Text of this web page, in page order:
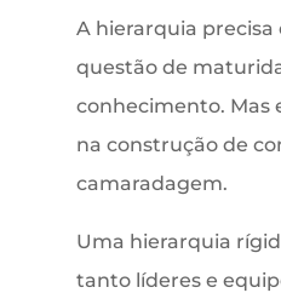
A hierarquia
questão de
conhecimento. Mas
na construção de
camaradagem.
Uma hierarquia
tanto líderes e